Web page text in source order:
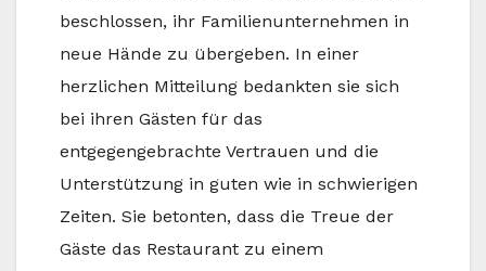
beschlossen, ihr Familienunternehmen in
neue Hände zu übergeben. In einer
herzlichen Mitteilung bedankten sie sich
bei ihren Gästen für das
entgegengebrachte Vertrauen und die
Unterstützung in guten wie in schwierigen
Zeiten. Sie betonten, dass die Treue der
Gäste das Restaurant zu einem